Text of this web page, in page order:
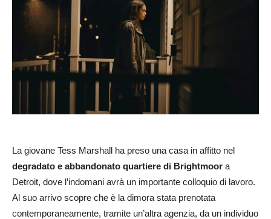
La giovane Tess Marshall ha preso una casa in affitto nel
degradato e abbandonato quartiere di Brightmoor a
Detroit, dove l’indomani avrà un importante colloquio di lavoro.
Al suo arrivo scopre che è la dimora stata prenotata
contemporaneamente, tramite un’altra agenzia, da un individuo